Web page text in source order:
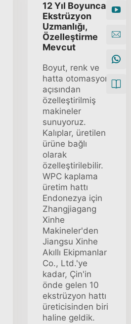
12 Yıl Boyunca
Ekstrüzyon
Uzmanlığı,
Özelleştirme
Mevcut
Boyut, renk ve
hatta otomasyon
açısından
özelleştirilmiş
makineler
sunuyoruz.
Kalıplar, üretilen
ürüne bağlı
olarak
özelleştirilebilir.
WPC kaplama
üretim hattı
Endonezya için
Zhangjiagang
Xinhe
Makineler'den
Jiangsu Xinhe
Akıllı Ekipmanlar
Co., Ltd.'ye
kadar, Çin'in
önde gelen 10
ekstrüzyon hattı
üreticisinden biri
haline geldik.